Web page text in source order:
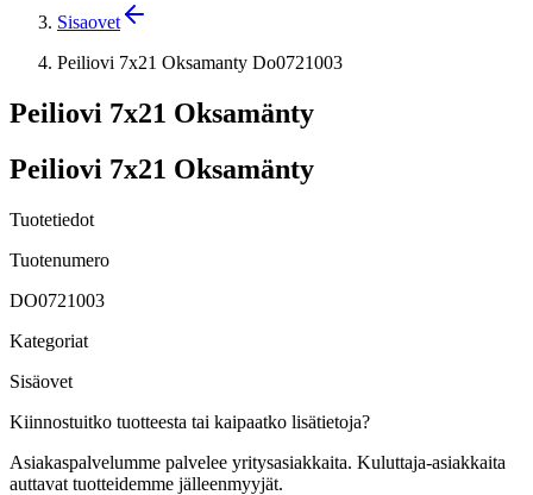
Sisaovet
Peiliovi 7x21 Oksamanty Do0721003
Peiliovi 7x21 Oksamänty
Peiliovi 7x21 Oksamänty
Tuotetiedot
Tuotenumero
DO0721003
Kategoriat
Sisäovet
Kiinnostuitko tuotteesta tai kaipaatko lisätietoja?
Asiakaspalvelumme palvelee yritysasiakkaita. Kuluttaja-asiakkaita
auttavat tuotteidemme jälleenmyyjät.